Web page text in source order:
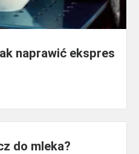
naprawić ekspres
do mleka?